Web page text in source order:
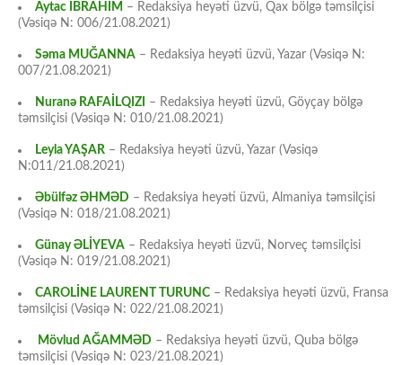
Aytac İBRAHİM – Redaksiya heyəti üzvü, Qax bölgə təmsilçisi
(Vəsiqə N: 006/21.08.2021)
Səma MUĞANNA – Redaksiya heyəti üzvü, Yazar (Vəsiqə N:
007/21.08.2021)
Nuranə RAFAİLQIZI
– Redaksiya heyəti üzvü, Göyçay bölgə
təmsilçisi (Vəsiqə N: 010/21.08.2021)
Leyla YAŞAR – Redaksiya heyəti üzvü, Yazar (Vəsiqə
N:011/21.08.2021)
Əbülfəz ƏHMƏD – Redaksiya heyəti üzvü, Almaniya təmsilçisi
(Vəsiqə N: 018/21.08.2021)
Günay ƏLİYEVA – Redaksiya heyəti üzvü, Norveç təmsilçisi
(Vəsiqə N: 019/21.08.2021)
CAROLİNE LAURENT TURUNC – Redaksiya heyəti üzvü, Fransa
təmsilçisi (Vəsiqə N: 022/21.08.2021)
Mövlud AĞAMMƏD – Redaksiya heyəti üzvü, Quba bölgə
təmsilçisi (Vəsiqə N: 023/21.08.2021)